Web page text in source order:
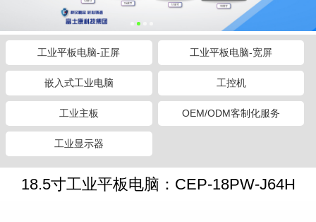
工业平板电脑-正屏 工业平板电脑-宽屏
嵌入式工业电脑 工控机
工业主板 OEM/ODM客制化服务
工业显示器
18.5寸工业平板电脑：CEP-18PW-J64H